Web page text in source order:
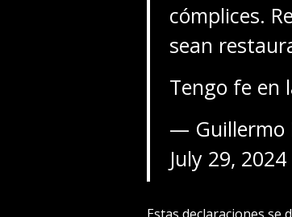
cómplices.
sean
Tengo fe en
— Guillermo
July 29, 2024